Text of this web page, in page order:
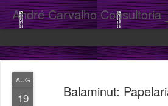
André Carvalho Consultoria
AUG
19 Balaminut: